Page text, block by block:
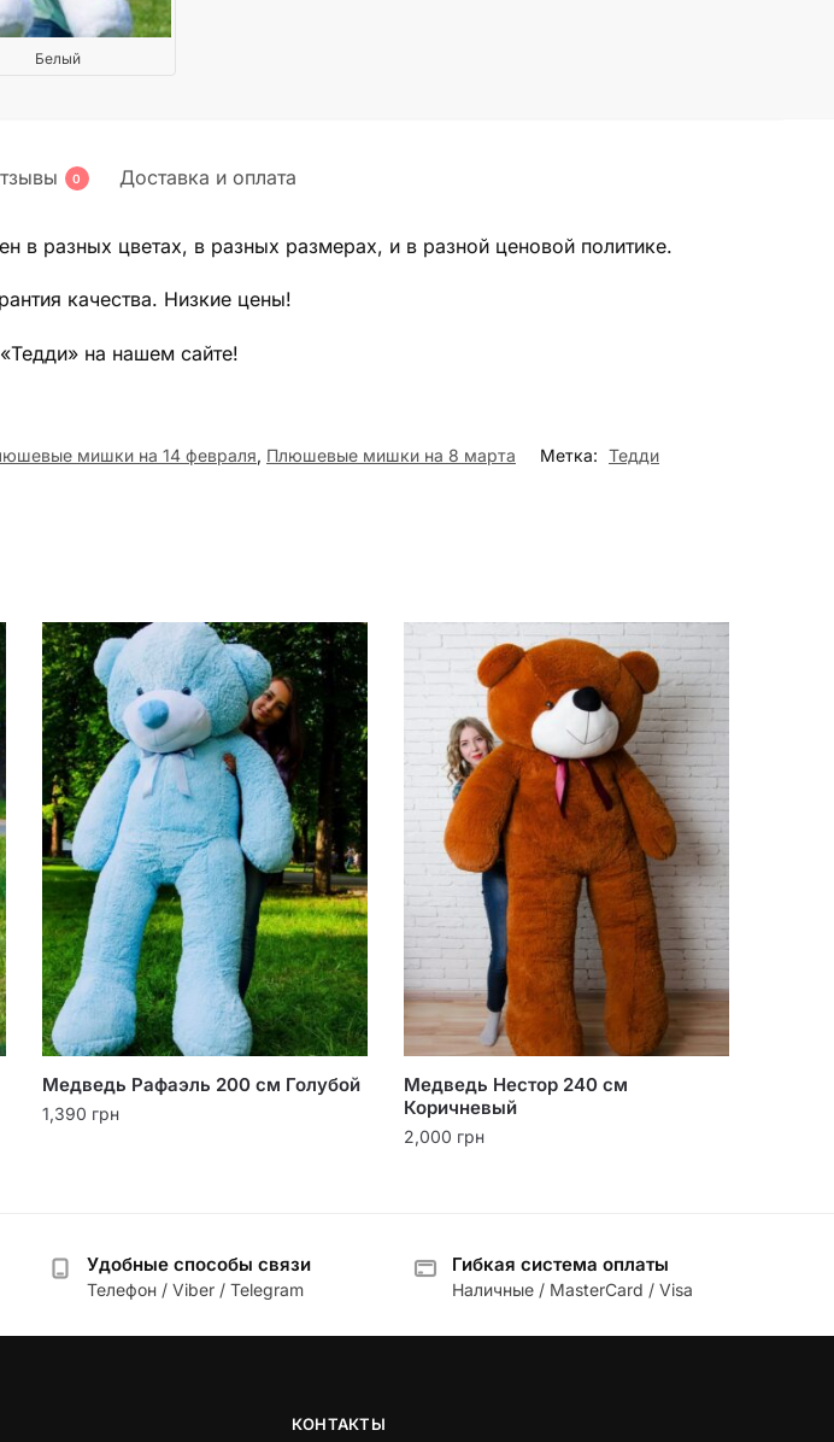
Белый
0 Доставка и оплата
в разных цветах, в разных размерах, и в разной ценовой политике.
качества. Низкие цены!
на нашем сайте!
мишки на 14 февраля, Плюшевые мишки на 8 марта Метка: Тедди
Медведь Рафаэль 200 см Голубой
1,390 грн
Медведь Нестор 240 см
Коричневый
2,000 грн
Удобные способы связи
Телефон / Viber / Telegram
Гибкая система оплаты
Наличные / MasterCard / Visa
КОНТАКТЫ